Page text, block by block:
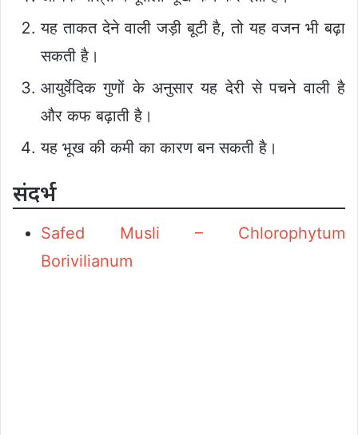
यह ताकत देने वाली जड़ी बूटी है, तो यह वजन भी बढ़ा
सकती है।
आयुर्वेदिक गुणों के अनुसार यह देरी से पचने वाली है
और कफ बढ़ाती है।
यह भूख की कमी का कारण बन सकती है।
संदर्भ
Safed Musli – Chlorophytum
Borivilianum